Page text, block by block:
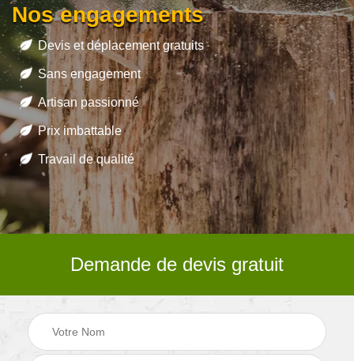
Nos engagements
Devis et déplacement gratuits
Sans engagement
Artisan passionné
Prix imbattable
Travail de qualité
Demande de devis gratuit